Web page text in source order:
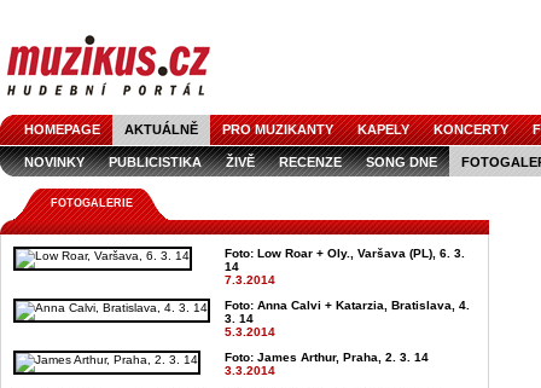
HOMEPAGE AKTUÁLNĚ PRO MUZIKANTY KAPELY KONCERTY
NOVINKY PUBLICISTIKA ŽIVĚ RECENZE SONG DNE
FOTOGALERIE
Foto: Low Roar + Oly., Varšava (PL), 6. 3.
14
7.3.2014
Foto: Anna Calvi + Katarzia, Bratislava, 4.
3. 14
5.3.2014
Foto: James Arthur, Praha, 2. 3. 14
3.3.2014